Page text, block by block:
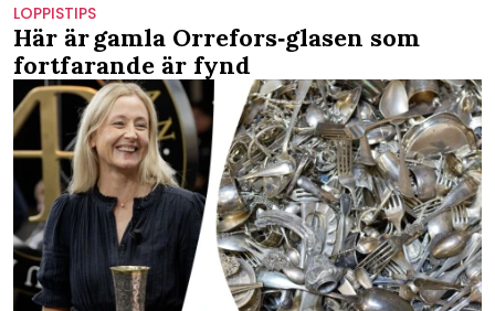
LOPPISTIPS
Här är gamla Orrefors‑glasen som
fortfarande är fynd